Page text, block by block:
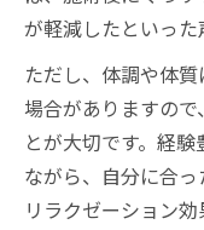
が軽減したといった
ただし、体調や体
場合がありますの
とが大切です。経
ながら、自分に合
リラクゼーション効